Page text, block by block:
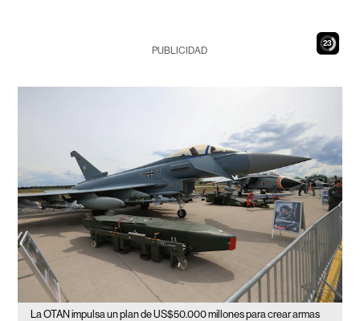
22
PUBLICIDAD
La OTAN impulsa un plan de US$50.000 millones para crear armas